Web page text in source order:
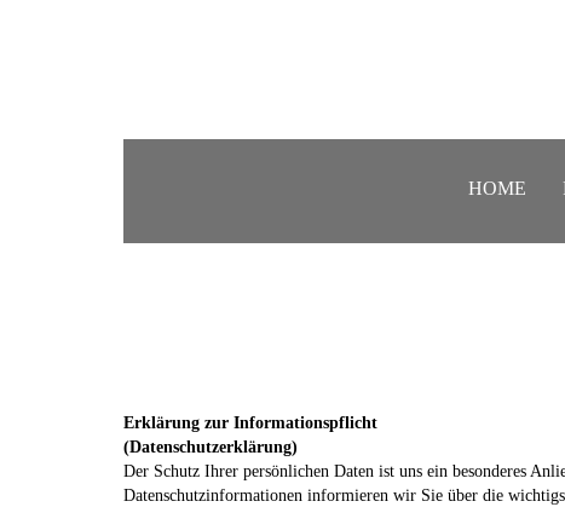
HOME
Erklärung zur Informationspflicht
(Datenschutzerklärung)
Der Schutz Ihrer persönlichen Daten ist uns ein besonderes
Datenschutzinformationen informieren wir Sie über die